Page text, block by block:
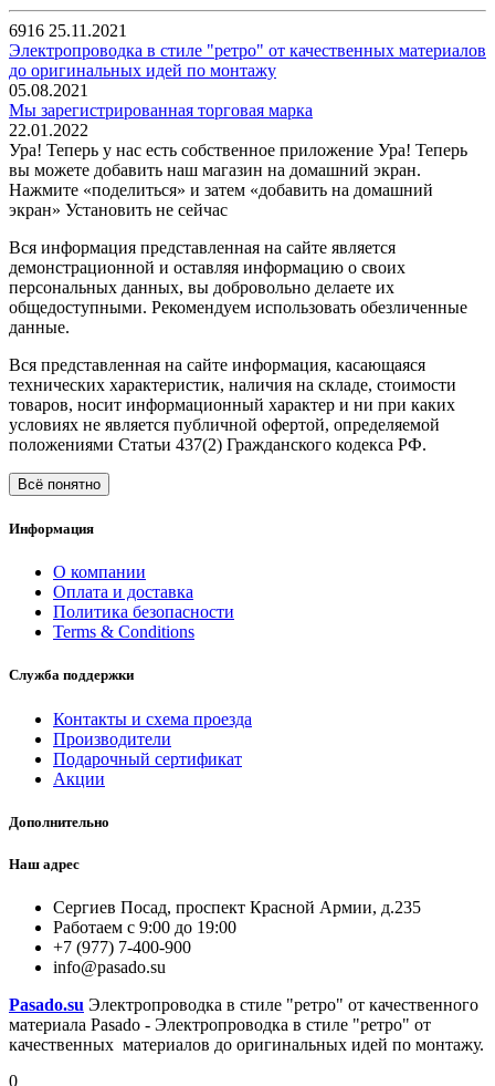
6916 25.11.2021
Электропроводка в стиле "ретро" от качественных материалов
до оригинальных идей по монтажу
05.08.2021
Мы зарегистрированная торговая марка
22.01.2022
Ура! Теперь у нас есть собственное приложение Ура! Теперь
вы можете добавить наш магазин на домашний экран.
Нажмите «поделиться» и затем «добавить на домашний
экран» Установить не сейчас
Вся информация представленная на сайте является
демонстрационной и оставляя информацию о своих
персональных данных, вы добровольно делаете их
общедоступными. Рекомендуем использовать обезличенные
данные.
Вся представленная на сайте информация, касающаяся
технических характеристик, наличия на складе, стоимости
товаров, носит информационный характер и ни при каких
условиях не является публичной офертой, определяемой
положениями Статьи 437(2) Гражданского кодекса РФ.
Всё понятно
Информация
О компании
Оплата и доставка
Политика безопасности
Terms & Conditions
Служба поддержки
Контакты и схема проезда
Производители
Подарочный сертификат
Акции
Дополнительно
Наш адрес
Сергиев Посад, проспект Красной Армии, д.235
Работаем с 9:00 до 19:00
+7 (977) 7-400-900
info@pasado.su
Pasado.su Электропроводка в стиле "ретро" от качественного
материала Pasado - Электропроводка в стиле "ретро" от
качественных материалов до оригинальных идей по монтажу.
0